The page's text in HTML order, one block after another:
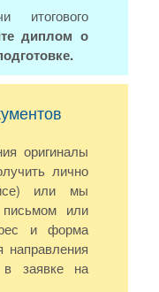
итогового
диплом о
оригиналы
лично
или мы
или
и форма
направления
в заявке на